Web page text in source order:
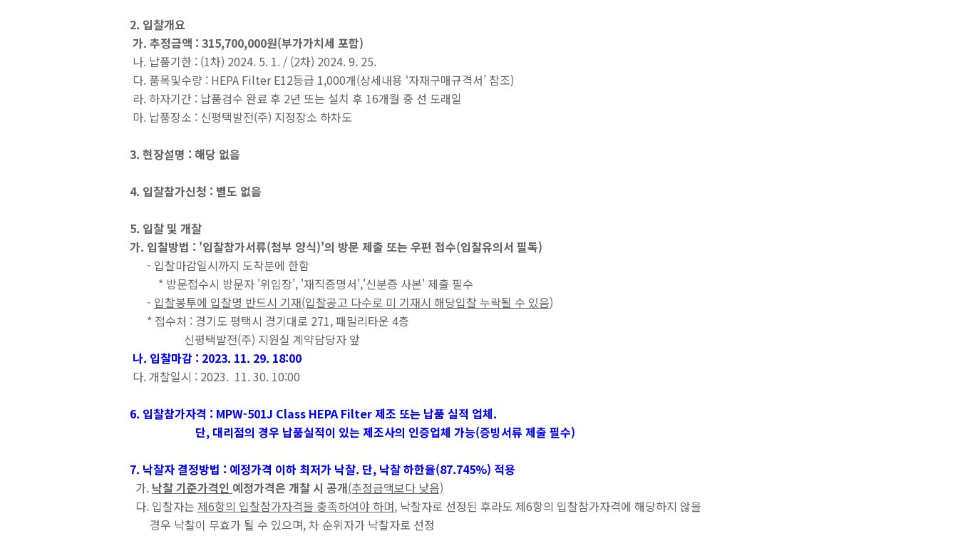
2. 입찰개요
가. 추정금액 : 315,700,000원(부가가치세 포함)
나. 납품기한 : (1차) 2024. 5. 1. / (2차) 2024. 9. 25.
다. 품목및수량 : HEPA Filter E12등급 1,000개(상세내용 ‘자재구매규격서’ 참조)
라. 하자기간 : 납품검수 완료 후 2년 또는 설치 후 16개월 중 선 도래일
마. 납품장소 : 신평택발전(주) 지정장소 하차도
3. 현장설명 : 해당 없음
4. 입찰참가신청 : 별도 없음
5. 입찰 및 개찰
가. 입찰방법 : '입찰참가서류(첨부 양식)'의 방문 제출 또는 우편 접수(입찰유의서 필독)
- 입찰마감일시까지 도착분에 한함
* 방문접수시 방문자 '위임장', '재직증명서','신분증 사본' 제출 필수
- 입찰봉투에 입찰명 반드시 기재(입찰공고 다수로 미 기재시 해당입찰 누락될 수 있음)
* 접수처 : 경기도 평택시 경기대로 271, 패밀리타운 4층
신평택발전(주) 지원실 계약담당자 앞
나. 입찰마감 : 2023. 11. 29. 18:00
다. 개찰일시 : 2023. 11. 30. 10:00
6. 입찰참가자격 : MPW-501J Class HEPA Filter 제조 또는 납품 실적 업체.
단, 대리점의 경우 납품실적이 있는 제조사의 인증업체 가능(증빙서류 제출 필수)
7. 낙찰자 결정방법 : 예정가격 이하 최저가 낙찰. 단, 낙찰 하한율(87.745%) 적용
가. 낙찰 기준가격인 예정가격은 개찰 시 공개(추정금액보다 낮음)
다. 입찰자는 제6항의 입찰참가자격을 충족하여야 하며, 낙찰자로 선정된 후라도 제6항의 입찰참가자격에 해당하지 않을
경우 낙찰이 무효가 될 수 있으며, 차 순위자가 낙찰자로 선정